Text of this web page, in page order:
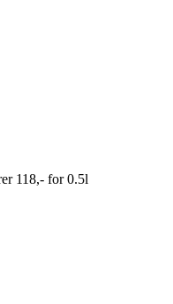
118,- for 0.5l